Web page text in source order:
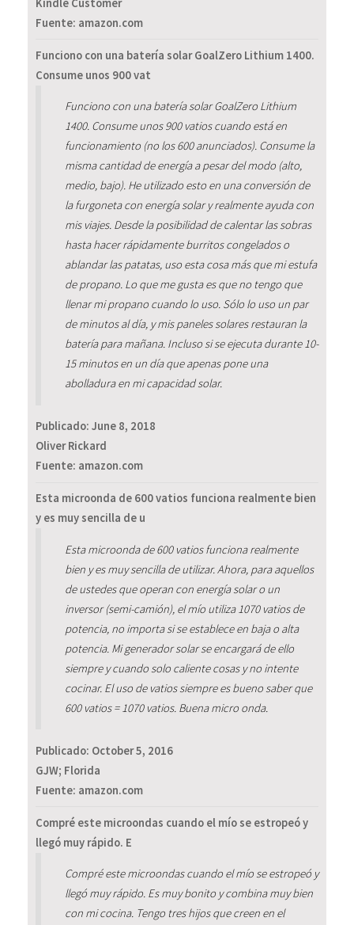
Kindle Customer
Fuente: amazon.com
Funciono con una batería solar GoalZero Lithium 1400.
Consume unos 900 vat
Funciono con una batería solar GoalZero Lithium
1400. Consume unos 900 vatios cuando está en
funcionamiento (no los 600 anunciados). Consume la
misma cantidad de energía a pesar del modo (alto,
medio, bajo). He utilizado esto en una conversión de
la furgoneta con energía solar y realmente ayuda con
mis viajes. Desde la posibilidad de calentar las sobras
hasta hacer rápidamente burritos congelados o
ablandar las patatas, uso esta cosa más que mi estufa
de propano. Lo que me gusta es que no tengo que
llenar mi propano cuando lo uso. Sólo lo uso un par
de minutos al día, y mis paneles solares restauran la
batería para mañana. Incluso si se ejecuta durante 10-
15 minutos en un día que apenas pone una
abolladura en mi capacidad solar.
Publicado: June 8, 2018
Oliver Rickard
Fuente: amazon.com
Esta microonda de 600 vatios funciona realmente bien
y es muy sencilla de u
Esta microonda de 600 vatios funciona realmente
bien y es muy sencilla de utilizar. Ahora, para aquellos
de ustedes que operan con energía solar o un
inversor (semi-camión), el mío utiliza 1070 vatios de
potencia, no importa si se establece en baja o alta
potencia. Mi generador solar se encargará de ello
siempre y cuando solo caliente cosas y no intente
cocinar. El uso de vatios siempre es bueno saber que
600 vatios = 1070 vatios. Buena micro onda.
Publicado: October 5, 2016
GJW; Florida
Fuente: amazon.com
Compré este microondas cuando el mío se estropeó y
llegó muy rápido. E
Compré este microondas cuando el mío se estropeó y
llegó muy rápido. Es muy bonito y combina muy bien
con mi cocina. Tengo tres hijos que creen en el